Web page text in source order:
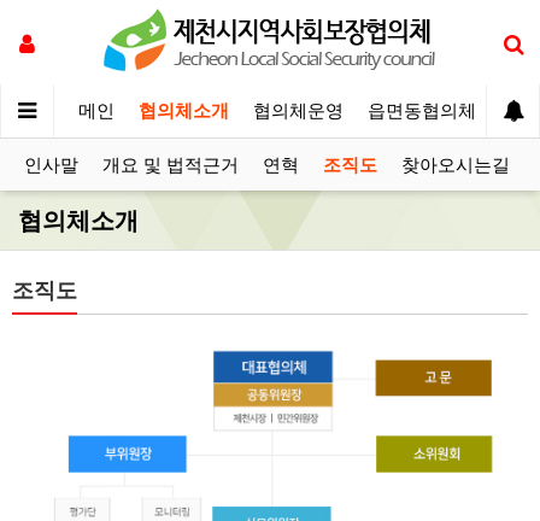
메인 협의체소개 협의체운영 읍면동협의체 보
인사말 개요 및 법적근거 연혁 조직도 찾아오시는길
협의체소개
조직도